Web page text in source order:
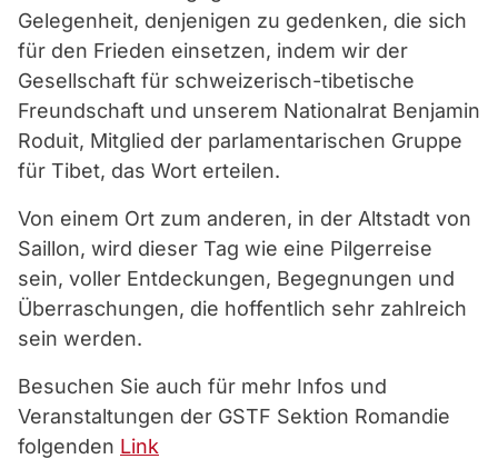
Gelegenheit, denjenigen zu gedenken, die sich
für den Frieden einsetzen, indem wir der
Gesellschaft für schweizerisch-tibetische
Freundschaft und unserem Nationalrat Benjamin
Roduit, Mitglied der parlamentarischen Gruppe
für Tibet, das Wort erteilen.
Von einem Ort zum anderen, in der Altstadt von
Saillon, wird dieser Tag wie eine Pilgerreise
sein, voller Entdeckungen, Begegnungen und
Überraschungen, die hoffentlich sehr zahlreich
sein werden.
Besuchen Sie auch für mehr Infos und
Veranstaltungen der GSTF Sektion Romandie
folgenden Link